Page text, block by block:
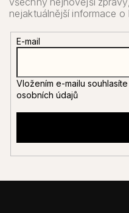
E-mail
Vložením e-mailu souhlasíte
osobních údajů